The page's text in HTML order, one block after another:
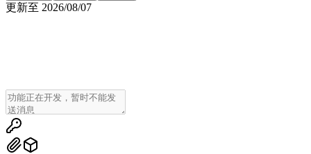
更新至 2026/08/07